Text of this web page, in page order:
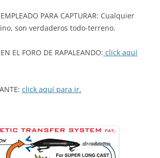
PARA CAPTURAR: Cualquier
son verdaderos todo-terreno.
EL FORO DE RAPALEANDO: click aquí
click aquí para ir.